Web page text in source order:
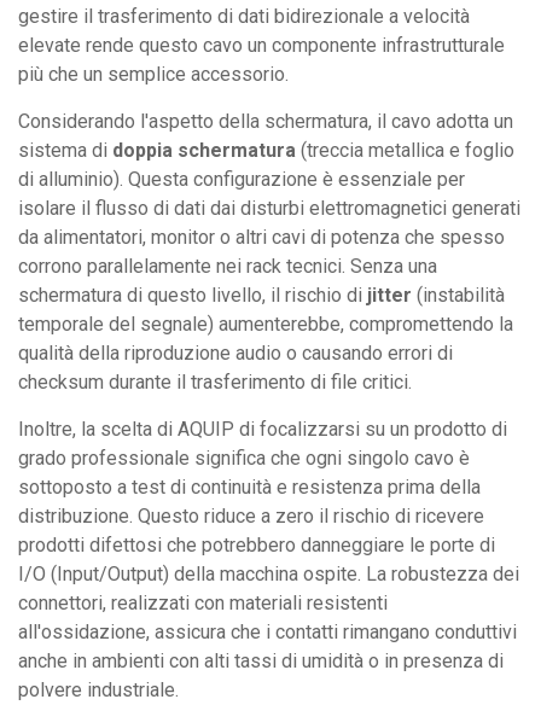
gestire il trasferimento di dati bidirezionale a velocità
elevate rende questo cavo un componente infrastrutturale
più che un semplice accessorio.
Considerando l'aspetto della schermatura, il cavo adotta un
sistema di doppia schermatura (treccia metallica e foglio
di alluminio). Questa configurazione è essenziale per
isolare il flusso di dati dai disturbi elettromagnetici generati
da alimentatori, monitor o altri cavi di potenza che spesso
corrono parallelamente nei rack tecnici. Senza una
schermatura di questo livello, il rischio di jitter (instabilità
temporale del segnale) aumenterebbe, compromettendo la
qualità della riproduzione audio o causando errori di
checksum durante il trasferimento di file critici.
Inoltre, la scelta di AQUIP di focalizzarsi su un prodotto di
grado professionale significa che ogni singolo cavo è
sottoposto a test di continuità e resistenza prima della
distribuzione. Questo riduce a zero il rischio di ricevere
prodotti difettosi che potrebbero danneggiare le porte di
I/O (Input/Output) della macchina ospite. La robustezza dei
connettori, realizzati con materiali resistenti
all'ossidazione, assicura che i contatti rimangano conduttivi
anche in ambienti con alti tassi di umidità o in presenza di
polvere industriale.